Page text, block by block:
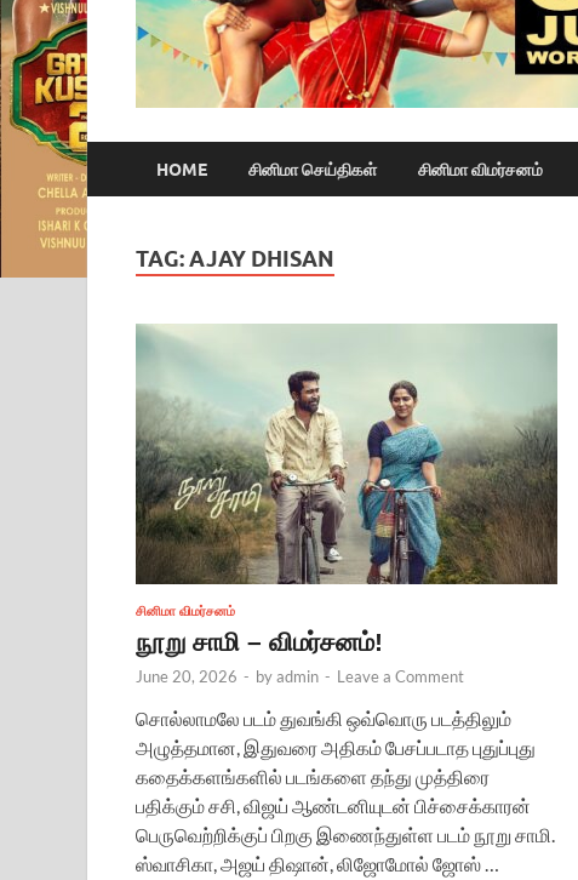
HOME சினிமா செய்திகள் சினிமா விமர்சனம்
TAG:AJAY DHISAN
சினிமா விமர்சனம்
நூறு சாமி – விமர்சனம்!
June 20, 2026 - byadmin - Leave a Comment
சொல்லாமலே படம் துவங்கி ஒவ்வொரு படத்திலும்
அழுத்தமான, இதுவரை அதிகம் பேசப்படாத புதுப்புது
கதைக்களங்களில் படங்களை தந்து முத்திரை
பதிக்கும் சசி, விஜய் ஆண்டனியுடன் பிச்சைக்காரன்
பெருவெற்றிக்குப் பிறகு இணைந்துள்ள படம் நூறு சாமி.
ஸ்வாசிகா, அஜய் திஷான், லிஜோமோல் ஜோஸ் …